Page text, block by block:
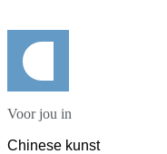
Voor jou in
Chinese kunst